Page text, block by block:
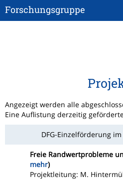
Forschungsgruppe
Angezeigt werden alle
Eine Auflistung derzeitig
DFG-Einzelförderung
Freie Randwertprobleme
mehr)
Projektleitung: M.